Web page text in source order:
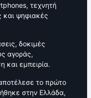
τεχνητή
και ψηφιακές
δοκιμές
αγοράς,
και εμπειρία.
το πρώτο
στην Ελλάδα,